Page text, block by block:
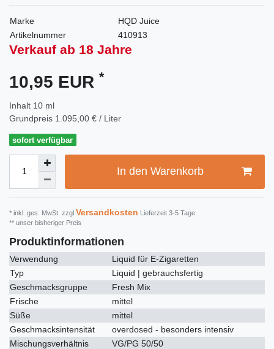
Marke
HQD Juice
Artikelnummer
410913
Verkauf ab 18 Jahre
10,95 EUR *
Inhalt 10 ml
Grundpreis 1.095,00 € / Liter
sofort verfügbar
In den Warenkorb
* inkl. ges. MwSt. zzgl. Versandkosten Lieferzeit 3-5 Tage
** unser bisheriger Preis
Produktinformationen
Verwendung
Liquid für E-Zigaretten
Typ
Liquid | gebrauchsfertig
Geschmacksgruppe
Fresh Mix
Frische
mittel
Süße
mittel
Geschmacksintensität
overdosed - besonders intensiv
Mischungsverhältnis
VG/PG 50/50